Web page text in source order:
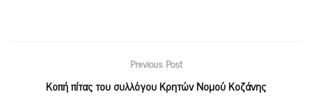
Previous Post
Κοπή πίτας του συλλόγου Κρητών Νομού Κοζάνης